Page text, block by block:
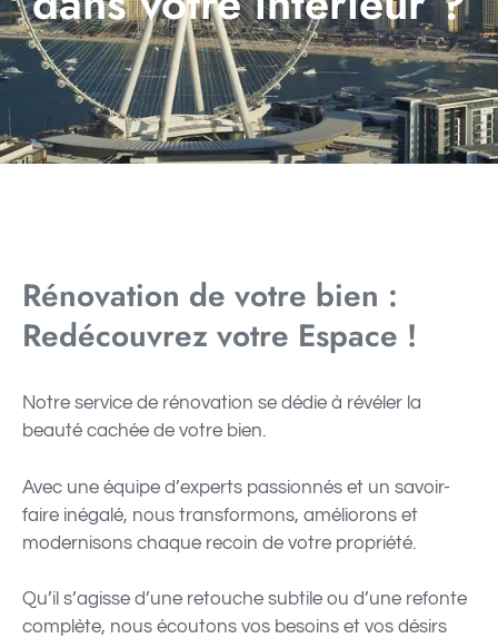
Rénovation de votre bien :
Redécouvrez votre Espace !
Notre service de rénovation se dédie à révéler la
beauté cachée de votre bien.
Avec une équipe d’experts passionnés et un savoir-
faire inégalé, nous transformons, améliorons et
modernisons chaque recoin de votre propriété.
Qu’il s’agisse d’une retouche subtile ou d’une refonte
complète, nous écoutons vos besoins et vos désirs